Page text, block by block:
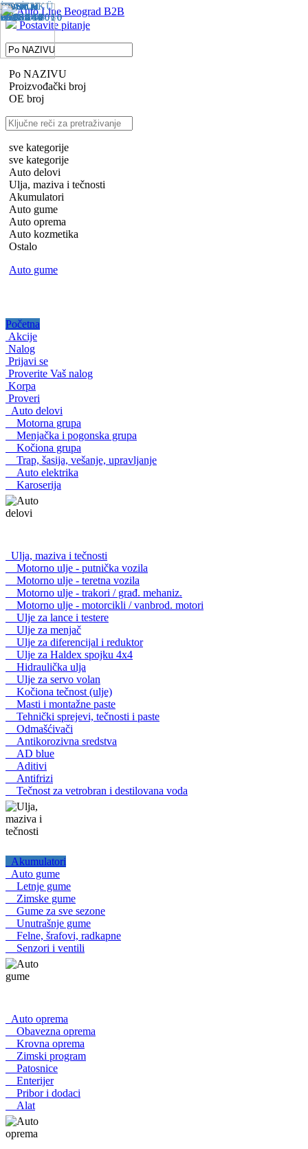
Postavite pitanje
Po NAZIVU
Proizvođački broj
OE broj
sve kategorije
sve kategorije
Auto delovi
Ulja, maziva i tečnosti
Akumulatori
Auto gume
Auto oprema
Auto kozmetika
Ostalo
Auto gume
Početna
Akcije
Nalog
Prijavi se
Proverite Vaš nalog
Korpa
Proveri
Auto delovi
Motorna grupa
Menjačka i pogonska grupa
Kočiona grupa
Trap, šasija, vešanje, upravljanje
Auto elektrika
Karoserija
Ulja, maziva i tečnosti
Motorno ulje - putnička vozila
Motorno ulje - teretna vozila
Motorno ulje - trakori / građ. mehaniz.
Motorno ulje - motorcikli / vanbrod. motori
Ulje za lance i testere
Ulje za menjač
Ulje za diferencijal i reduktor
Ulje za Haldex spojku 4x4
Hidraulička ulja
Ulje za servo volan
Kočiona tečnost (ulje)
Masti i montažne paste
Tehnički sprejevi, tečnosti i paste
Odmašćivači
Antikorozivna sredstva
AD blue
Aditivi
Antifrizi
Tečnost za vetrobran i destilovana voda
Akumulatori
Auto gume
Letnje gume
Zimske gume
Gume za sve sezone
Unutrašnje gume
Felne, šrafovi, radkapne
Senzori i ventili
Auto oprema
Obavezna oprema
Krovna oprema
Zimski program
Patosnice
Enterijer
Pribor i dodaci
Alat
BOSCH
31560
01187
VARTA
H3
FIAMM
7905160
FIAMM
7905140
BOSCH
31600
FIAMM
7905142
VARTA
B36
VARTA
B18
01182
01188
FIAMM
7905144
BOSCH
0092S40020
VARTA
C22
BOSCH
0092S50010
İNCİ AKÜ
INC0008
FIAMM
7905145
FIAMM
7905146
01184
01183
BOSCH
0092S40060
VARTA
D24
BOSCH
31596
FIAMM
7905147